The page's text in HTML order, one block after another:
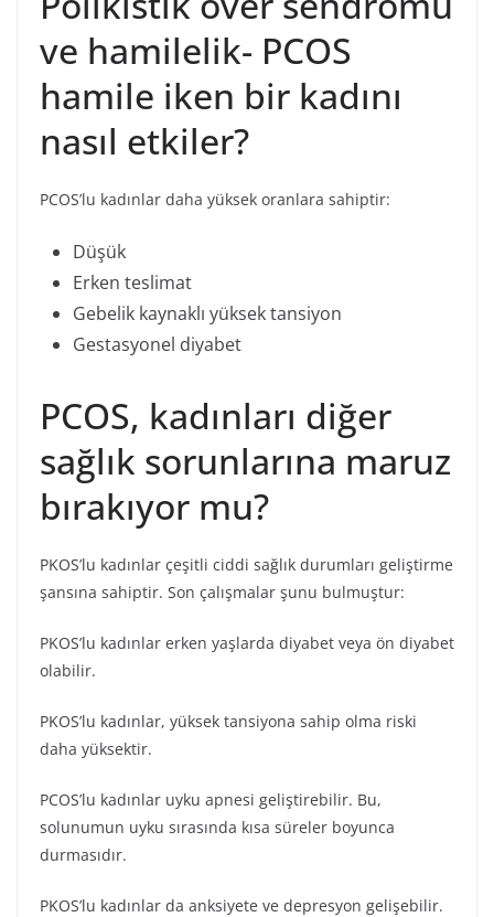
ve hamilelik- PCOS
hamile iken bir kadını
nasıl etkiler?
PCOS’lu kadınlar daha yüksek oranlara sahiptir:
Düşük
Erken teslimat
Gebelik kaynaklı yüksek tansiyon
Gestasyonel diyabet
PCOS, kadınları diğer
sağlık sorunlarına maruz
bırakıyor mu?
PKOS’lu kadınlar çeşitli ciddi sağlık durumları geliştirme
şansına sahiptir. Son çalışmalar şunu bulmuştur:
PKOS’lu kadınlar erken yaşlarda diyabet veya ön diyabet
olabilir.
PKOS’lu kadınlar, yüksek tansiyona sahip olma riski
daha yüksektir.
PCOS’lu kadınlar uyku apnesi geliştirebilir. Bu,
solunumun uyku sırasında kısa süreler boyunca
durmasıdır.
PKOS’lu kadınlar da anksiyete ve depresyon gelişebilir.